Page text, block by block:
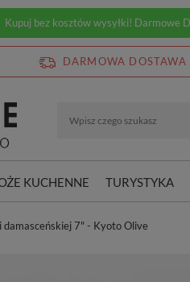
Kupuj bez kosztów wysyłki! Darmowe
DARMOWA DOSTAWA
KUCHENNE TURYSTYKA
damasceńskiej 7" - Kyoto Olive